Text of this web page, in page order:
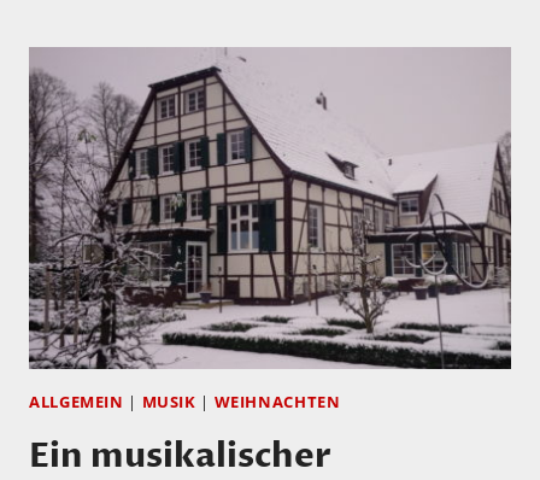
ALLGEMEIN | MUSIK | WEIHNACHTEN
Ein musikalischer